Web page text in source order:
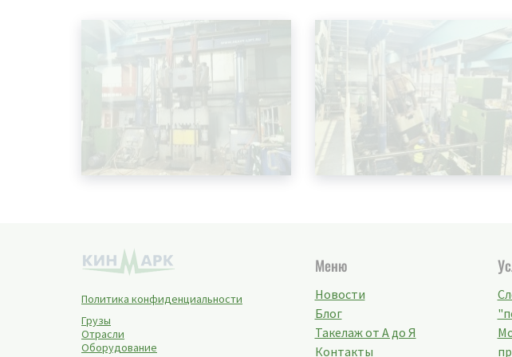
Политика конфиденциальности
Грузы
Отрасли
Оборудование
Меню
Новости
Блог
Такелаж от А до Я
Контакты